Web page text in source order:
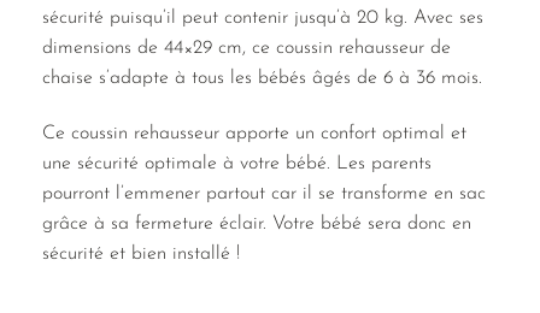
sécurité puisqu’il peut contenir jusqu’à 20 kg. Avec ses
dimensions de 44×29 cm, ce coussin rehausseur de
chaise s’adapte à tous les bébés âgés de 6 à 36 mois.
Ce coussin rehausseur apporte un confort optimal et
une sécurité optimale à votre bébé. Les parents
pourront l’emmener partout car il se transforme en sac
grâce à sa fermeture éclair. Votre bébé sera donc en
sécurité et bien installé !